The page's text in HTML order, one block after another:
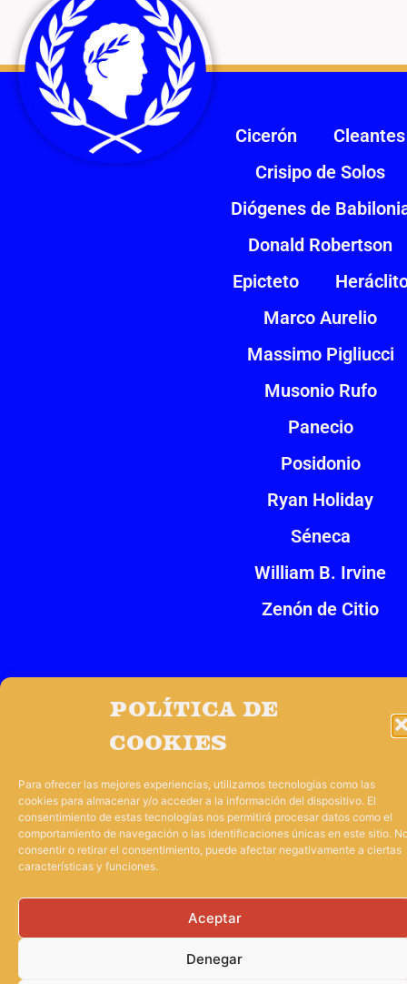
Política de
cookies
Para ofrecer las mejores experiencias, utilizamos tecnologías como las
cookies para almacenar y/o acceder a la información del dispositivo. El
consentimiento de estas tecnologías nos permitirá procesar datos como el
comportamiento de navegación o las identificaciones únicas en este sitio.
consentir o retirar el consentimiento, puede afectar negativamente a ciertas
características y funciones.
Aceptar
Denegar
Cicerón
Cleantes
Crisipo de Solos
Diógenes de
Donald Robertson
Epicteto
Marco Aurelio
Massimo Pigliucci
Musonio Rufo
Panecio
Posidonio
Ryan Holiday
Séneca
William B. Irvine
Zenón de Citio
Impulsado porTres Barbas